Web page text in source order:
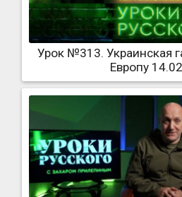
Урок №313. Украинская
Европу